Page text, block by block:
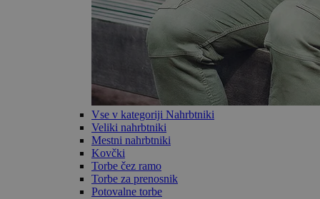
Vse v kategoriji Nahrbtniki
Veliki nahrbtniki
Mestni nahrbtniki
Kovčki
Torbe čez ramo
Torbe za prenosnik
Potovalne torbe